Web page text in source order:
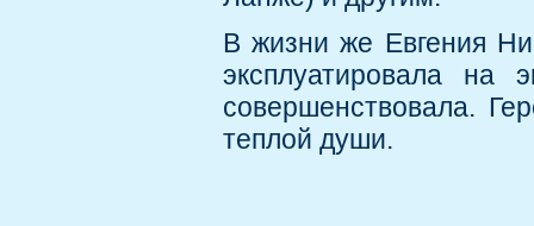
В жизни же Евгения
эксплуатировала на
совершенствовала.
теплой души.